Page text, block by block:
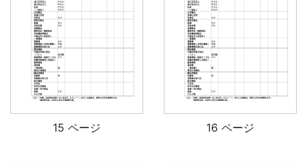
15 ページ 16 ページ